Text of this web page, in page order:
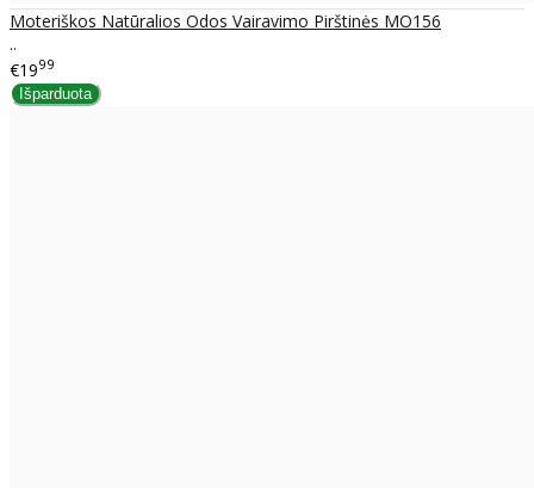
Moteriškos Natūralios Odos Vairavimo Pirštinės MO156
..
€1999